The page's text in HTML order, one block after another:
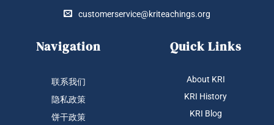
customerservice@kriteachings.org
Navigation
联系我们
隐私政策
饼干政策
Quick Links
About KRI
KRI History
KRI Blog